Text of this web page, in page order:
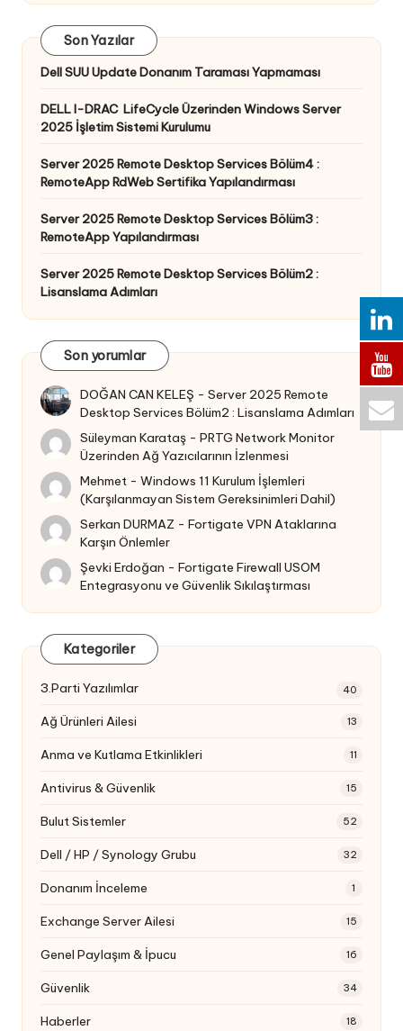
Son Yazılar
Dell SUU Update Donanım Taraması Yapmaması
DELL I-DRAC LifeCycle Üzerinden Windows Server
2025 İşletim Sistemi Kurulumu
Server 2025 Remote Desktop Services Bölüm4 :
RemoteApp RdWeb Sertifika Yapılandırması
Server 2025 Remote Desktop Services Bölüm3 :
RemoteApp Yapılandırması
Server 2025 Remote Desktop Services Bölüm2 :
Lisanslama Adımları
Son yorumlar
DOĞAN CAN KELEŞ -Server 2025 Remote
Desktop Services Bölüm2 : Lisanslama Adımları
Süleyman Karataş -PRTG Network Monitor
Üzerinden Ağ Yazıcılarının İzlenmesi
Mehmet -Windows 11 Kurulum İşlemleri
(Karşılanmayan Sistem Gereksinimleri Dahil)
Serkan DURMAZ -Fortigate VPN Ataklarına
Karşın Önlemler
Şevki Erdoğan -Fortigate Firewall USOM
Entegrasyonu ve Güvenlik Sıkılaştırması
Kategoriler
3.Parti Yazılımlar 40
Ağ Ürünleri Ailesi 13
Anma ve Kutlama Etkinlikleri 11
Antivirus & Güvenlik 15
Bulut Sistemler 52
Dell / HP / Synology Grubu 32
Donanım İnceleme 1
Exchange Server Ailesi 15
Genel Paylaşım & İpucu 16
Güvenlik 34
Haberler 18